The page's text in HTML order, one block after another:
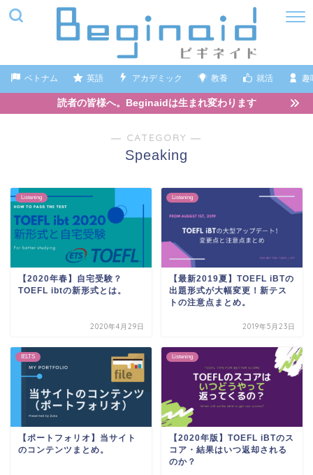
ベトナム 英語 アカデミック 教養 就活 趣
読者の皆様へ。Beginaidは生まれ変わります
― CATEGORY ―
Speaking
Listening
【2020年春】自宅受験？
TOEFL ibtの新形式とは。
2020年4月29日
Listening
【最新2019夏】TOEFL iBTの
出題形式が大幅変更！新テス
トの注意点まとめ。
2019年5月23日
IELTS
【ポートフォリオ】当サイト
のコンテンツまとめ。
Listening
【2020年版】TOEFL iBTのス
コア・結果はいつ返却される
のか？